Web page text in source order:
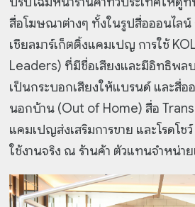
สื่อโฆษณาต่างๆ ทั้งในรูปสื่อออนไลน์
เชียลมาร์เก็ตติ้งแคมเปญ การใช้
Leaders) ที่มีชื่อเสียงและมีอิทธิพล
เป็นกระบอกเสียงให้แบรนด์ และสื่อ
นอกบ้าน (Out of Home) สื่อ
แคมเปญส่งเสริมการขาย และโรดโช
ใช้งานจริง ณ ร้านค้า ตัวแทนจำหน่า